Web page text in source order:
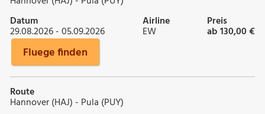
Datum
29.08.2026 - 05.09.2026
Airline
EW
Preis
ab 130,00 €
Fluege finden
Route
Hannover (HAJ) - Pula (PUY)